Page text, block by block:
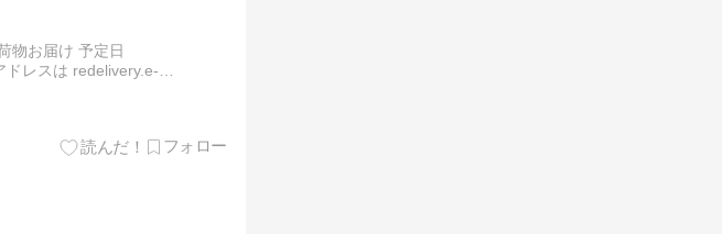
物お届け 予定日
レスは redelivery.e-